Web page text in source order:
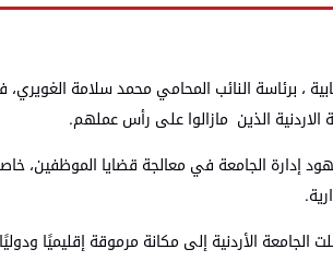
، برئاسة النائب المحامي محمد سلامة
الذين مازالوا على رأس عملهم.
إدارة الجامعة في معالجة قضايا الموظفين،
الأردنية إلى مكانة مرموقة إقليميًا